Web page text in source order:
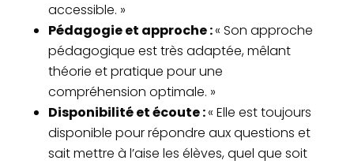
accessible. »
Pédagogie et approche :« Son approche
pédagogique est très adaptée, mêlant
théorie et pratique pour une
compréhension optimale. »
Disponibilité et écoute :« Elle est toujours
disponible pour répondre aux questions et
sait mettre à l’aise les élèves, quel que soit